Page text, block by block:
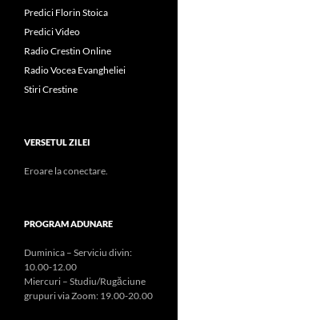
Predici Florin Stoica
Predici Video
Radio Crestin Online
Radio Vocea Evangheliei
Stiri Crestine
VERSETUL ZILEI
Eroare la conectare.
PROGRAM ADUNARE
Duminica – Serviciu divin:
10.00-12.00
Miercuri – Studiu/Rugăciune
grupuri via Zoom: 19.00-20.00